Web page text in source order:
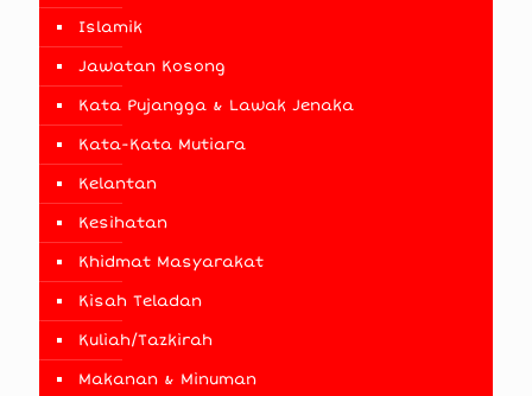
Islamik
Jawatan Kosong
Kata Pujangga & Lawak Jenaka
Kata-Kata Mutiara
Kelantan
Kesihatan
Khidmat Masyarakat
Kisah Teladan
Kuliah/Tazkirah
Makanan & Minuman